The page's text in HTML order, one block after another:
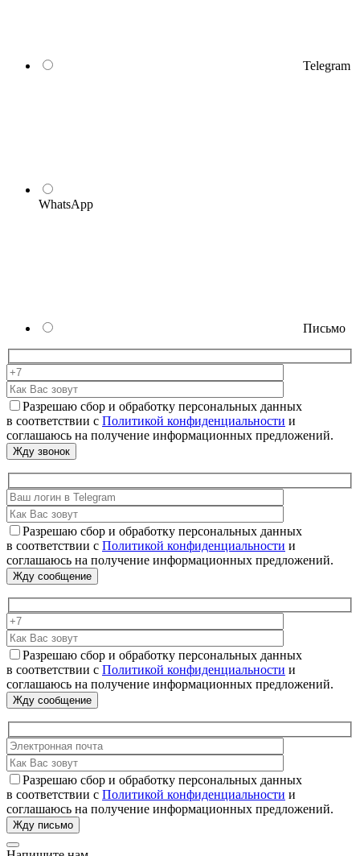
Telegram
WhatsApp
Письмо
Разрешаю сбор и обработку персональных данных
в соответствии с Политикой конфиденциальности и
соглашаюсь на получение информационных предложений.
Разрешаю сбор и обработку персональных данных
в соответствии с Политикой конфиденциальности и
соглашаюсь на получение информационных предложений.
Разрешаю сбор и обработку персональных данных
в соответствии с Политикой конфиденциальности и
соглашаюсь на получение информационных предложений.
Разрешаю сбор и обработку персональных данных
в соответствии с Политикой конфиденциальности и
соглашаюсь на получение информационных предложений.